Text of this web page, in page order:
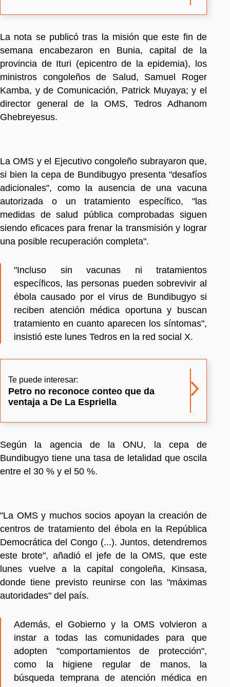
La nota se publicó tras la misión que este fin de
semana encabezaron en Bunia, capital de la
provincia de Ituri (epicentro de la epidemia), los
ministros congoleños de Salud, Samuel Roger
Kamba, y de Comunicación, Patrick Muyaya; y el
director general de la OMS, Tedros Adhanom
Ghebreyesus.
La OMS y el Ejecutivo congoleño subrayaron que,
si bien la cepa de Bundibugyo presenta "desafíos
adicionales", como la ausencia de una vacuna
autorizada o un tratamiento específico, "las
medidas de salud pública comprobadas siguen
siendo eficaces para frenar la transmisión y lograr
una posible recuperación completa".
"Incluso sin vacunas ni tratamientos
específicos, las personas pueden sobrevivir al
ébola causado por el virus de Bundibugyo si
reciben atención médica oportuna y buscan
tratamiento en cuanto aparecen los síntomas",
insistió este lunes Tedros en la red social X.
Te puede interesar:
Petro no reconoce conteo que da
ventaja a De La Espriella
Según la agencia de la ONU, la cepa de
Bundibugyo tiene una tasa de letalidad que oscila
entre el 30 % y el 50 %.
"La OMS y muchos socios apoyan la creación de
centros de tratamiento del ébola en la República
Democrática del Congo (...). Juntos, detendremos
este brote", añadió el jefe de la OMS, que este
lunes vuelve a la capital congoleña, Kinsasa,
donde tiene previsto reunirse con las "máximas
autoridades" del país.
Además, el Gobierno y la OMS volvieron a
instar a todas las comunidades para que
adopten "comportamientos de protección",
como la higiene regular de manos, la
búsqueda temprana de atención médica en